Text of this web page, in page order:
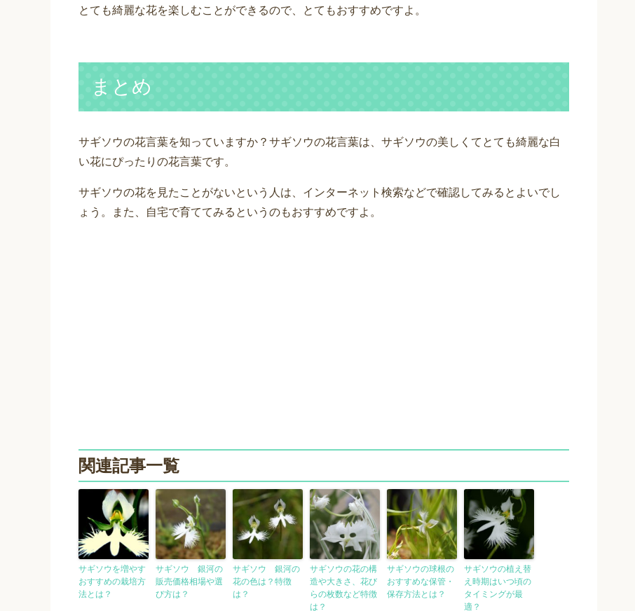
とても綺麗な花を楽しむことができるので、とてもおすすめですよ。
まとめ
サギソウの花言葉を知っていますか？サギソウの花言葉は、サギソウの美しくてとても綺麗な白
い花にぴったりの花言葉です。
サギソウの花を見たことがないという人は、インターネット検索などで確認してみるとよいでし
ょう。また、自宅で育ててみるというのもおすすめですよ。
関連記事一覧
サギソウを増やす
おすすめの栽培方
法とは？
サギソウ 銀河の
販売価格相場や選
び方は？
サギソウ 銀河の
花の色は？特徴
は？
サギソウの花の構
造や大きさ、花び
らの枚数など特徴
は？
サギソウの球根の
おすすめな保管・
保存方法とは？
サギソウの植え替
え時期はいつ頃の
タイミングが最
適？